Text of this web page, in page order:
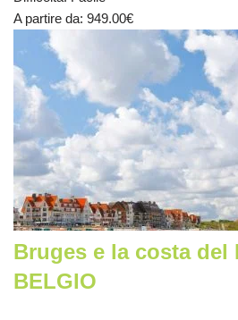
A partire da: 949.00€
Bruges e la costa del
BELGIO